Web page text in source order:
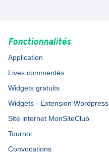
Fonctionnalités
Application
Lives commentés
Widgets gratuits
Widgets - Extension Wordpress
Site internet MonSiteClub
Tournoi
Convocations